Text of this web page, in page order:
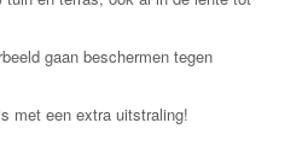
gaan beschermen tegen
met een extra uitstraling!